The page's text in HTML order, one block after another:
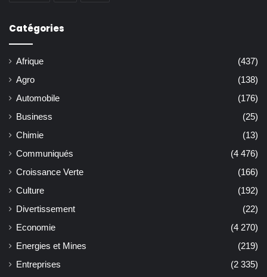
Catégories
Afrique
(437)
Agro
(138)
Automobile
(176)
Business
(25)
Chimie
(13)
Communiqués
(4 476)
Croissance Verte
(166)
Culture
(192)
Divertissement
(22)
Economie
(4 270)
Energies et Mines
(219)
Entreprises
(2 335)